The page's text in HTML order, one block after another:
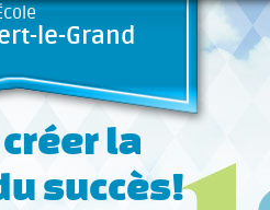
le-Grand
la
succès!